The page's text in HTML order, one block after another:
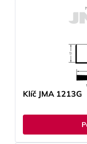
Klíč JMA 1213G